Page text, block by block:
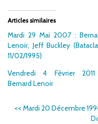
Articles similaires
Mardi 29 Mai 2007 :
Lenoir, Jeff Buckley
11/02/1995)
Vendredi 4 Février
Bernard Lenoir
<< Mardi 20 Décembre